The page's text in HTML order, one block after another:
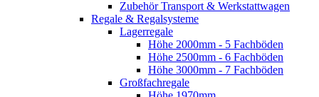
Zubehör Transport & Werkstattwagen
Regale & Regalsysteme
Lagerregale
Höhe 2000mm - 5 Fachböden
Höhe 2500mm - 6 Fachböden
Höhe 3000mm - 7 Fachböden
Großfachregale